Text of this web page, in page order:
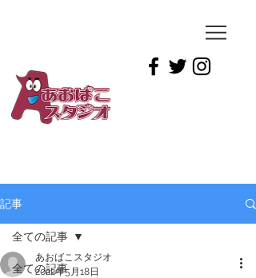
記事
全ての記事
全ての記事
あおばこスタジオ
2022年5月18日